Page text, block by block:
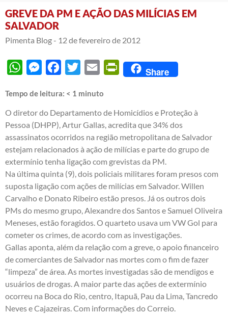
GREVE DA PM E AÇÃO DAS MILÍCIAS EM
SALVADOR
Pimenta Blog - 12 de fevereiro de 2012
WhatsAppMessengerFacebook
Twitter Email PrintFriendly
Share
Tempo de leitura: < 1 minuto
O diretor do Departamento de Homicídios e Proteção à
Pessoa (DHPP), Artur Gallas, acredita que 34% dos
assassinatos ocorridos na região metropolitana de Salvador
estejam relacionados à ação de milícias e parte do grupo de
extermínio tenha ligação com grevistas da PM.
Na última quinta (9), dois policiais militares foram presos com
suposta ligação com ações de milícias em Salvador. Willen
Carvalho e Donato Ribeiro estão presos. Já os outros dois
PMs do mesmo grupo, Alexandre dos Santos e Samuel Oliveira
Meneses, estão foragidos. O quarteto usava um VW Gol para
cometer os crimes, de acordo com as investigações.
Gallas aponta, além da relação com a greve, o apoio financeiro
de comerciantes de Salvador nas mortes com o fim de fazer
“limpeza” de área. As mortes investigadas são de mendigos e
usuários de drogas. A maior parte das ações de extermínio
ocorreu na Boca do Rio, centro, Itapuã, Pau da Lima, Tancredo
Neves e Cajazeiras. Com informações do Correio.